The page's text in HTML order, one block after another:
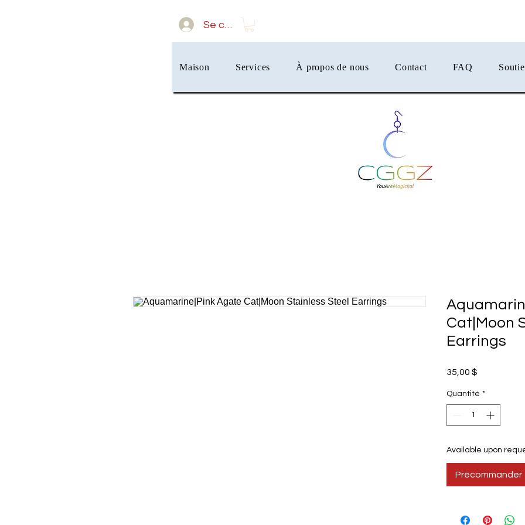
Se connecter
Maison Services À propos de nous Contact FAQ
Cat|Moon
Earrings
35,00 $
Quantité *
Available upon
Précommander